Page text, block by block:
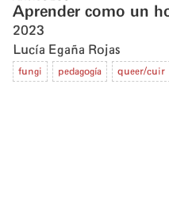
Aprender como un
2023
Lucía Egaña Rojas
fungi pedagogía queer/cuir